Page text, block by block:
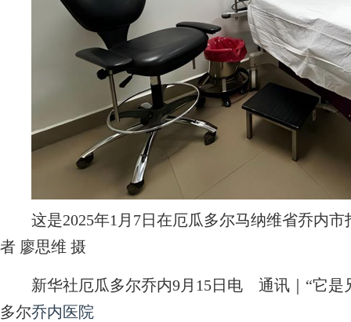
这是2025年1月7日在厄瓜多尔马纳维省乔内市
者 廖思维 摄
新华社厄瓜多尔乔内9月15日电 通讯｜“它
多尔乔内医院